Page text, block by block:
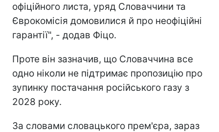
офіційного листа, уряд Словаччини та
Єврокомісія домовилися й про неофіційні
гарантії", - додав Фіцо.
Проте він зазначив, що Словаччина все
одно ніколи не підтримає пропозицію про
зупинку постачання російського газу з
2028 року.
За словами словацького прем'єра, зараз